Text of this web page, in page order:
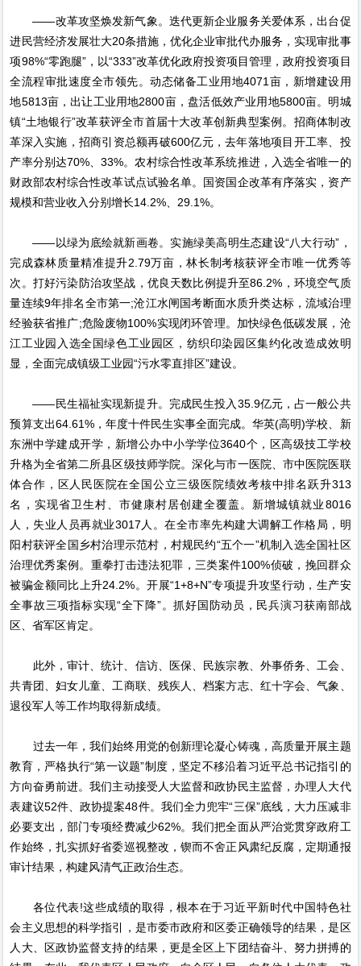
——改革攻坚焕发新气象。迭代更新企业服务关爱体系，出台促
进民营经济发展壮大20条措施，优化企业审批代办服务，实现审批事
项98%“零跑腿”，以“333”改革优化政府投资项目管理，政府投资项目
全流程审批速度全市领先。动态储备工业用地4071亩，新增建设用
地5813亩，出让工业用地2800亩，盘活低效产业用地5800亩。明城
镇“土地银行”改革获评全市首届十大改革创新典型案例。招商体制改
革深入实施，招商引资总额再破600亿元，去年落地项目开工率、投
产率分别达70%、33%。农村综合性改革系统推进，入选全省唯一的
财政部农村综合性改革试点试验名单。国资国企改革有序落实，资产
规模和营业收入分别增长14.2%、29.1%。
——以绿为底绘就新画卷。实施绿美高明生态建设“八大行动”，
完成森林质量精准提升2.79万亩，林长制考核获评全市唯一优秀等
次。打好污染防治攻坚战，优良天数比例提升至86.2%，环境空气质
量连续9年排名全市第一;沧江水闸国考断面水质升类达标，流域治理
经验获省推广;危险废物100%实现闭环管理。加快绿色低碳发展，沧
江工业园入选全国绿色工业园区，纺织印染园区集约化改造成效明
显，全面完成镇级工业园“污水零直排区”建设。
——民生福祉实现新提升。完成民生投入35.9亿元，占一般公共
预算支出64.61%，年度十件民生实事全面完成。华英(高明)学校、新
东洲中学建成开学，新增公办中小学学位3640个，区高级技工学校
升格为全省第二所县区级技师学院。深化与市一医院、市中医院医联
体合作，区人民医院在全国公立三级医院绩效考核中排名跃升313
名，实现省卫生村、市健康村居创建全覆盖。新增城镇就业8016
人，失业人员再就业3017人。在全市率先构建大调解工作格局，明
阳村获评全国乡村治理示范村，村规民约“五个一”机制入选全国社区
治理优秀案例。重拳打击违法犯罪，三类案件100%侦破，挽回群众
被骗金额同比上升24.2%。开展“1+8+N”专项提升攻坚行动，生产安
全事故三项指标实现“全下降”。抓好国防动员，民兵演习获南部战
区、省军区肯定。
此外，审计、统计、信访、医保、民族宗教、外事侨务、工会、
共青团、妇女儿童、工商联、残疾人、档案方志、红十字会、气象、
退役军人等工作均取得新成绩。
过去一年，我们始终用党的创新理论凝心铸魂，高质量开展主题
教育，严格执行“第一议题”制度，坚定不移沿着习近平总书记指引的
方向奋勇前进。我们主动接受人大监督和政协民主监督，办理人大代
表建议52件、政协提案48件。我们全力兜牢“三保”底线，大力压减非
必要支出，部门专项经费减少62%。我们把全面从严治党贯穿政府工
作始终，扎实抓好省委巡视整改，锲而不舍正风肃纪反腐，定期通报
审计结果，构建风清气正政治生态。
各位代表!这些成绩的取得，根本在于习近平新时代中国特色社
会主义思想的科学指引，是市委市政府和区委正确领导的结果，是区
人大、区政协监督支持的结果，更是全区上下团结奋斗、努力拼搏的